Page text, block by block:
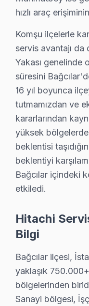
• Bağcılar'de iç
• Bağcılar'de
• Yazılım ve
• Bağcılar'de
Bağcılar'da
Bağcılar
Bağcılar'de
Bağcılar'de
• Bağcılar'de
• Bağcılar
• Bağcılar'de
• Bağcılar'de ek
Bağcılar'da Hitachi
Hitachi TV'lerde
Bağcılar'de
▸ Güç kartı
hızlı araç
Komşu ilçelerle
servis avantajı
Yakası genelinde
süresini
16 yıl boyunca
tutmamızdan ve
kararlarından
yüksek
beklentisi
beklentiyi
Bağcılar içindeki
etkiledi.
Hitachi
Bilgi
Bağcılar ilçesi,
yaklaşık
bölgelerinden
Sanayi bölgesi,